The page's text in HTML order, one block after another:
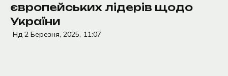
європейських лідерів щодо
України
Нд 2 Березня, 2025, 11:07